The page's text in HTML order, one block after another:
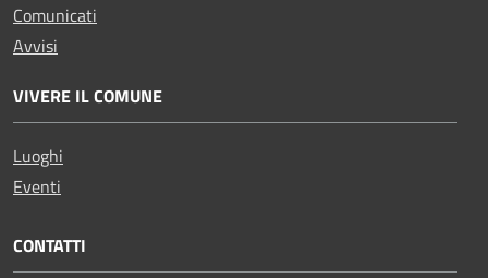
Comunicati
Avvisi
VIVERE IL COMUNE
Luoghi
Eventi
CONTATTI